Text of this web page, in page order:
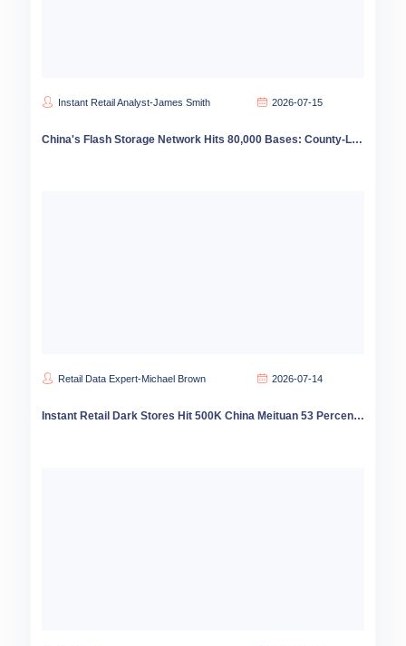
Instant Retail Analyst-James Smith 2026-07-15
China's Flash Storage Network Hits 80,000 Bases: County-Level Instant Retail Growth Accelerates
Retail Data Expert-Michael Brown 2026-07-14
Instant Retail Dark Stores Hit 500K China Meituan 53 Percent Market Share